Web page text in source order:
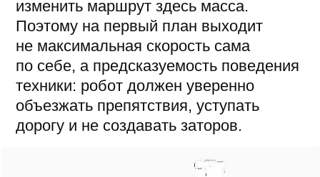
линейного персонала в клининге,
который по оценкам участников
отраслевого рынка, держится
на уровне 20−30% и не сокращается.
Добавьте текучку и усталость к концу
смены и качество уборки начинает
плавать от часа к часу.
Это не значит, что робот заменит
клининговую службу, но он закрывает
рутину и стабилизирует качество,
пока не под силу. Где именно проходит